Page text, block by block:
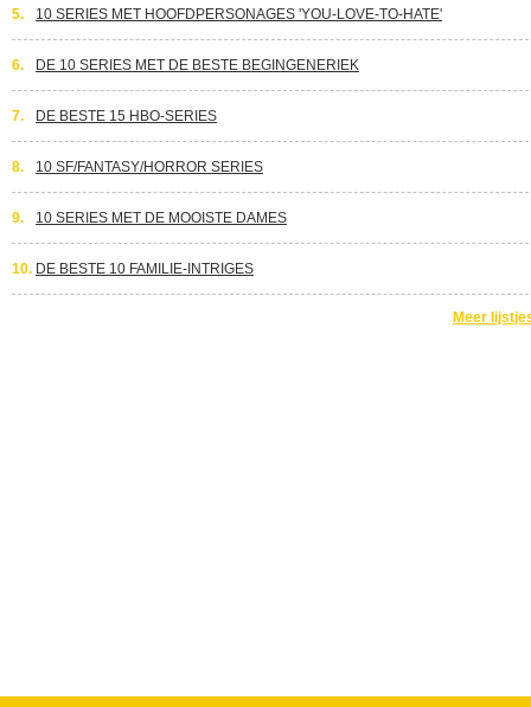
5. 10 SERIES MET HOOFDPERSONAGES 'YOU-LOVE-TO-HATE'
6. DE 10 SERIES MET DE BESTE BEGINGENERIEK
7. DE BESTE 15 HBO-SERIES
8. 10 SF/FANTASY/HORROR SERIES
9. 10 SERIES MET DE MOOISTE DAMES
10. DE BESTE 10 FAMILIE-INTRIGES
Meer